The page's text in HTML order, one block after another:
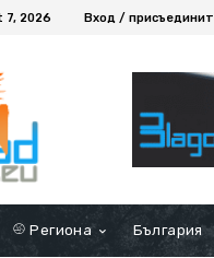
7, 2026 Вход /
Региона България